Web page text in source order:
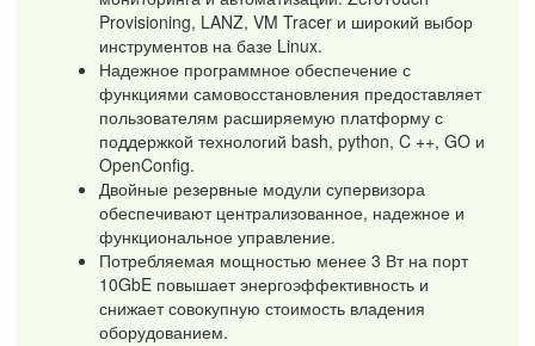
Provisioning, LANZ, VM Tracer и широкий выбор
инструментов на базе Linux.
Надежное программное обеспечение с
функциями самовосстановления предоставляет
пользователям расширяемую платформу с
поддержкой технологий bash, python, C ++, GO и
OpenConfig.
Двойные резервные модули супервизора
обеспечивают централизованное, надежное и
функциональное управление.
Потребляемая мощностью менее 3 Вт на порт
10GbE повышает энергоэффективность и
снижает совокупную стоимость владения
оборудованием.